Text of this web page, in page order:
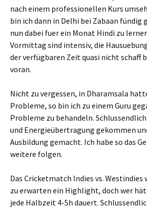
nach einem professionellen Kurs
bin ich dann in Delhi bei Zabaan fündig
nun dabei fuer ein Monat Hindi zu
Vormittag sind intensiv, die
der verfügbaren Zeit quasi nicht schaff
voran.
Nicht zu vergessen, in Dharamsala
Probleme, so bin ich zu einem Guru
Probleme zu behandeln.
und Energieübertragung gekommen
Ausbildung gemacht. Ich habe so das
weitere folgen.
Das Cricketmatch Indies vs. Westindies
zu erwarten ein Highlight, doch wer
jede Halbzeit 4-5h dauert.